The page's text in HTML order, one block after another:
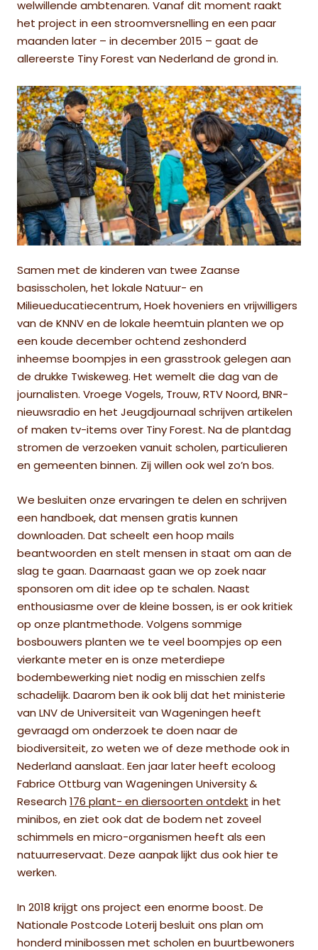
welwillende ambtenaren. Vanaf dit moment raakt
het project in een stroomversnelling en een paar
maanden later – in december 2015 – gaat de
allereerste Tiny Forest van Nederland de grond in.
Samen met de kinderen van twee Zaanse
basisscholen, het lokale Natuur- en
Milieueducatiecentrum, Hoek hoveniers en vrijwilligers
van de KNNV en de lokale heemtuin planten we op
een koude december ochtend zeshonderd
inheemse boompjes in een grasstrook gelegen aan
de drukke Twiskeweg. Het wemelt die dag van de
journalisten. Vroege Vogels, Trouw, RTV Noord, BNR-
nieuwsradio en het Jeugdjournaal schrijven artikelen
of maken tv-items over Tiny Forest. Na de plantdag
stromen de verzoeken vanuit scholen, particulieren
en gemeenten binnen. Zij willen ook wel zo’n bos.
We besluiten onze ervaringen te delen en schrijven
een handboek, dat mensen gratis kunnen
downloaden. Dat scheelt een hoop mails
beantwoorden en stelt mensen in staat om aan de
slag te gaan. Daarnaast gaan we op zoek naar
sponsoren om dit idee op te schalen. Naast
enthousiasme over de kleine bossen, is er ook kritiek
op onze plantmethode. Volgens sommige
bosbouwers planten we te veel boompjes op een
vierkante meter en is onze meterdiepe
bodembewerking niet nodig en misschien zelfs
schadelijk. Daarom ben ik ook blij dat het ministerie
van LNV de Universiteit van Wageningen heeft
gevraagd om onderzoek te doen naar de
biodiversiteit, zo weten we of deze methode ook in
Nederland aanslaat. Een jaar later heeft ecoloog
Fabrice Ottburg van Wageningen University &
Research 176 plant- en diersoorten ontdekt in het
minibos, en ziet ook dat de bodem net zoveel
schimmels en micro-organismen heeft als een
natuurreservaat. Deze aanpak lijkt dus ook hier te
werken.
In 2018 krijgt ons project een enorme boost. De
Nationale Postcode Loterij besluit ons plan om
honderd minibossen met scholen en buurtbewoners